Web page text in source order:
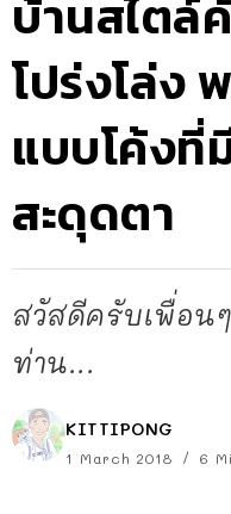
บ้านสไตล์
โปร่งโล่ง
แบบโค้ง
สะดุดตา
สวัสดีครับเพื่อน
ท่าน...
KITTIPONG
1 March 2018 6